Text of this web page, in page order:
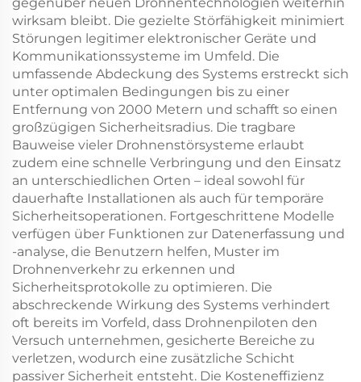
wirksam bleibt. Die gezielte Störfähigkeit minimiert
Störungen legitimer elektronischer Geräte und
Kommunikationssysteme im Umfeld. Die
umfassende Abdeckung des Systems erstreckt sich
unter optimalen Bedingungen bis zu einer
Entfernung von 2000 Metern und schafft so einen
großzügigen Sicherheitsradius. Die tragbare
Bauweise vieler Drohnenstörsysteme erlaubt
zudem eine schnelle Verbringung und den Einsatz
an unterschiedlichen Orten – ideal sowohl für
dauerhafte Installationen als auch für temporäre
Sicherheitsoperationen. Fortgeschrittene Modelle
verfügen über Funktionen zur Datenerfassung und
-analyse, die Benutzern helfen, Muster im
Drohnenverkehr zu erkennen und
Sicherheitsprotokolle zu optimieren. Die
abschreckende Wirkung des Systems verhindert
oft bereits im Vorfeld, dass Drohnenpiloten den
Versuch unternehmen, gesicherte Bereiche zu
verletzen, wodurch eine zusätzliche Schicht
passiver Sicherheit entsteht. Die Kosteneffizienz